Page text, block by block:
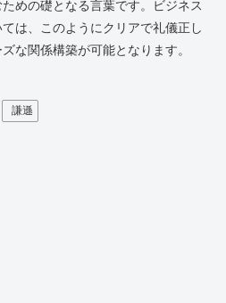
めの礎となる言葉です。ビジネス
は、このようにクリアで礼儀正し
な関係構築が可能となります。
謙遜